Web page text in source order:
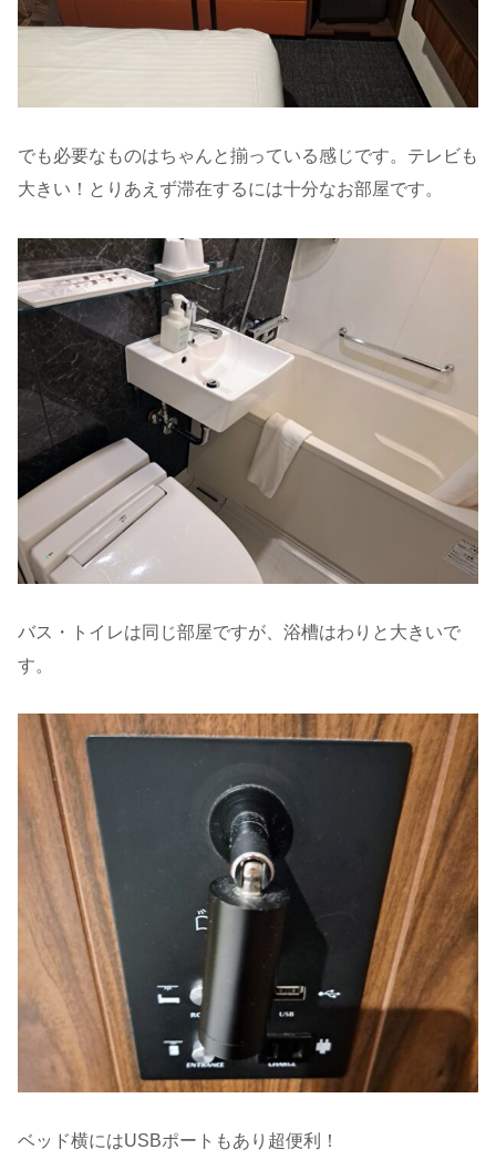
でも必要なものはちゃんと揃っている感じです。テレビも
大きい！とりあえず滞在するには十分なお部屋です。
バス・トイレは同じ部屋ですが、浴槽はわりと大きいで
す。
ベッド横にはUSBポートもあり超便利！